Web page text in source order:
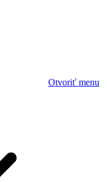
Otvoriť menu